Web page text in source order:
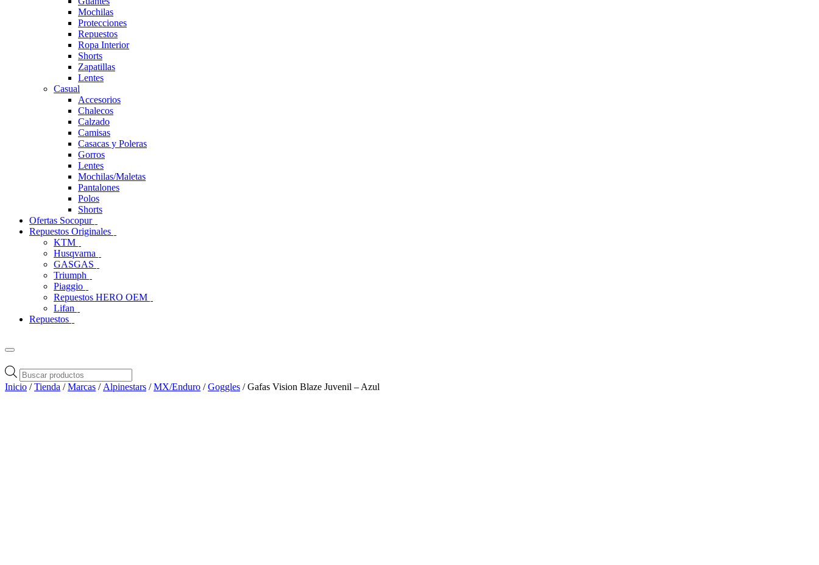
Mochilas
Protecciones
Repuestos
Ropa Interior
Shorts
Zapatillas
Lentes
Casual
Accesorios
Chalecos
Calzado
Camisas
Casacas y Poleras
Gorros
Lentes
Mochilas/Maletas
Pantalones
Polos
Shorts
Ofertas Socopur
Repuestos Originales
KTM
Husqvarna
GASGAS
Triumph
Piaggio
Repuestos HERO OEM
Lifan
Repuestos
Búsqueda
de
productos
Inicio /Tienda /Marcas / Alpinestars /MX/Enduro /Goggles / Gafas Vision Blaze Juvenil – Azul